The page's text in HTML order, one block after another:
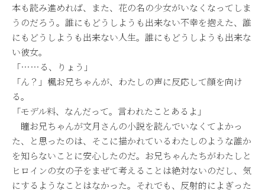
本も読み進めれば、また、花の名の少女がいなくなってしま
うのだろう。誰にもどうしようも出来ない不幸を抱えた、誰
にもどうしようも出来ない人生。誰にもどうしようも出来な
い彼女。
「……る、りょう」
「ん？」楓お兄ちゃんが、わたしの声に反応して顔を向け
る。
「モデル料、なんだって。言われたことあるよ」
瞳お兄ちゃんが文月さんの小説を読んでいなくてよかっ
た、と思ったのは、そこに描かれているわたしのような誰か
を知らないことに安心したのだ。お兄ちゃんたちがわたしと
ヒロインの女の子をまぜて考えることは絶対ないのだし、気
にするようなことはなかった。それでも、反射的によぎった